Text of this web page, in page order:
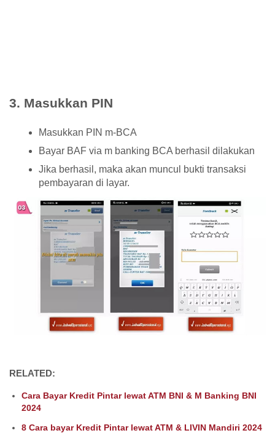
3. Masukkan PIN
Masukkan PIN m-BCA
Bayar BAF via m banking BCA berhasil dilakukan
Jika berhasil, maka akan muncul bukti transaksi
pembayaran di layar.
RELATED:
Cara Bayar Kredit Pintar lewat ATM BNI & M Banking BNI
2024
8 Cara bayar Kredit Pintar lewat ATM & LIVIN Mandiri 2024